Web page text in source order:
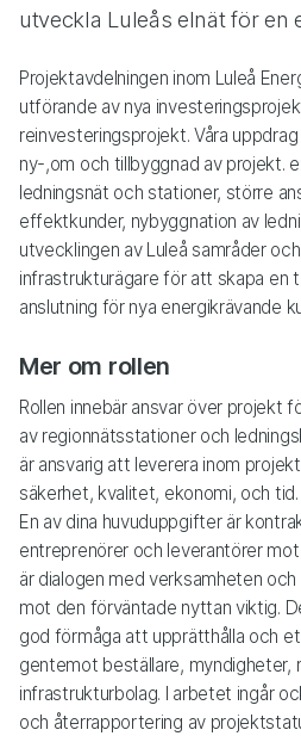
utveckla Luleås elnät för en
Projektavdelningen inom Luleå
utförande av nya
reinvesteringsprojekt. Våra
ny-,om och tillbyggnad av projekt.
ledningsnät och stationer, större
effektkunder, nybyggnation av
utvecklingen av Luleå samråder
infrastrukturägare för att skapa en
anslutning för nya energikrävande
Mer om rollen
Rollen innebär ansvar över projekt
av regionnätsstationer och
är ansvarig att leverera inom
säkerhet, kvalitet, ekonomi, och tid.
En av dina huvuduppgifter är
entreprenörer och leverantörer
är dialogen med verksamheten
mot den förväntade nyttan viktig.
god förmåga att upprätthålla och
gentemot beställare, myndigheter,
infrastrukturbolag. I arbetet ingår
och återrapportering av